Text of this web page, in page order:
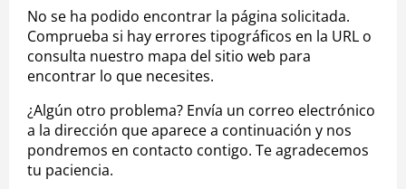
No se ha podido encontrar la página solicitada.
Comprueba si hay errores tipográficos en la URL o
consulta nuestro mapa del sitio web para
encontrar lo que necesites.
¿Algún otro problema? Envía un correo electrónico
a la dirección que aparece a continuación y nos
pondremos en contacto contigo. Te agradecemos
tu paciencia.